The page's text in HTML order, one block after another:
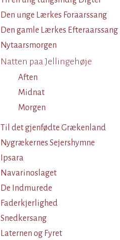
Den unge Lærkes Foraarssang
Den gamle Lærkes Efteraarssang
Nytaarsmorgen
Natten paa Jellingehøje
Aften
Midnat
Morgen
Til det gjenfødte Grækenland
Nygrækernes Sejershymne
Ipsara
Navarinoslaget
De Indmurede
Faderkjerlighed
Snedkersang
Laternen og Fyret